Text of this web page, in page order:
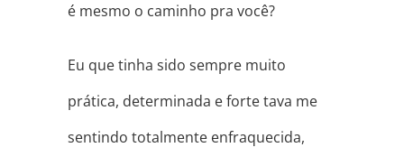
é mesmo o caminho pra você?
Eu que tinha sido sempre muito
prática, determinada e forte tava me
sentindo totalmente enfraquecida,